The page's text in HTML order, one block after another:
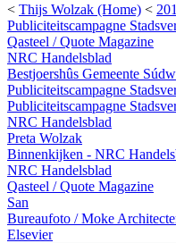
< Thijs Wolzak (Home) <
Publiciteitscampagne
Qasteel / Quote Magazine
NRC Handelsblad
Bestjoershûs Gemeente
Publiciteitscampagne
Publiciteitscampagne
NRC Handelsblad
Preta Wolzak
Binnenkijken - NRC
NRC Handelsblad
Qasteel / Quote Magazine
San
Bureaufoto / Moke
Elsevier